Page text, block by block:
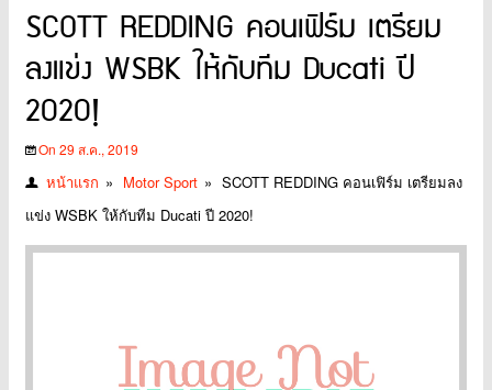
SCOTT REDDING คอนเฟิร์ม เตรียม
ลงแข่ง WSBK ให้กับทีม Ducati ปี
2020!
On 29 ส.ค., 2019
หน้าแรก » Motor Sport » SCOTT REDDING คอนเฟิร์ม เตรียมลง
แข่ง WSBK ให้กับทีม Ducati ปี 2020!